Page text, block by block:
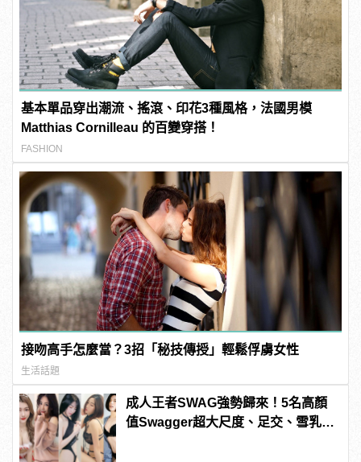
基本單品穿出潮流、搖滾、印花3種風格，法國男模
Matthias Cornilleau 的百變穿搭！
FASHION
接吻高手怎麼當？3招「秘技傳授」輕鬆俘虜女性
生活話題
成人王者SWAG強勢歸來！5名高顏
值Swagger超大尺度、足交、雪乳、